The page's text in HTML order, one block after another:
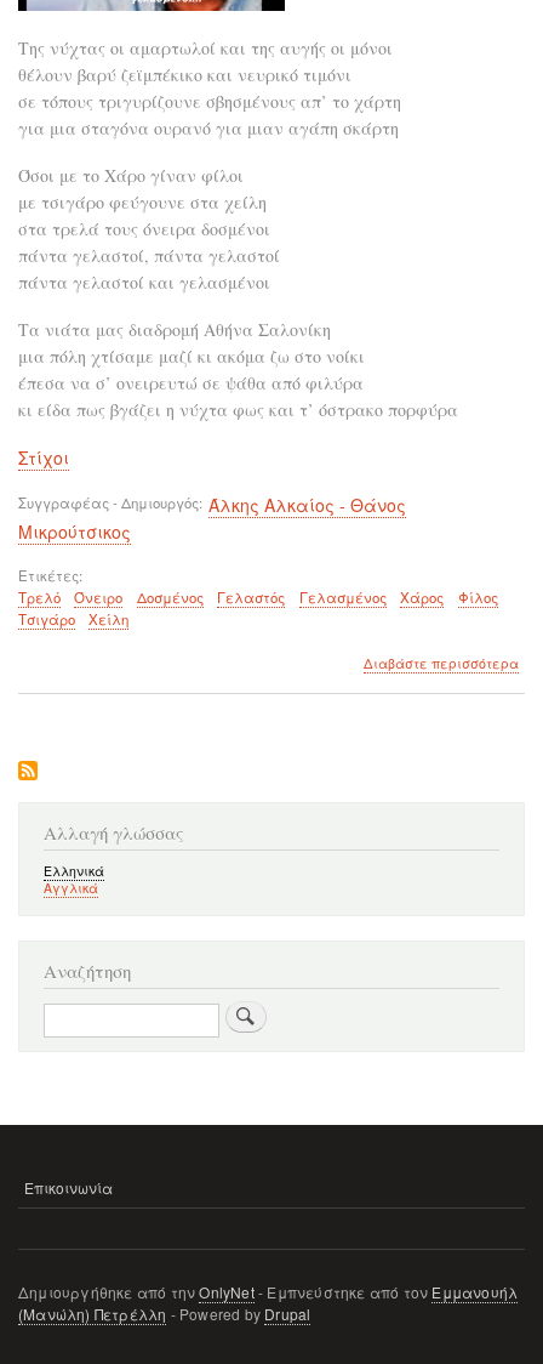
Της νύχτας οι αμαρτωλοί και της αυγής οι μόνοι
θέλουν βαρύ ζεϊμπέκικο και νευρικό τιμόνι
σε τόπους τριγυρίζουνε σβησμένους απ’ το χάρτη
για μια σταγόνα ουρανό για μιαν αγάπη σκάρτη
Όσοι με το Χάρο γίναν φίλοι
με τσιγάρο φεύγουνε στα χείλη
στα τρελά τους όνειρα δοσμένοι
πάντα γελαστοί, πάντα γελαστοί
πάντα γελαστοί και γελασμένοι
Τα νιάτα μας διαδρομή Αθήνα Σαλονίκη
μια πόλη χτίσαμε μαζί κι ακόμα ζω στο νοίκι
έπεσα να σ’ ονειρευτώ σε ψάθα από φιλύρα
κι είδα πως βγάζει η νύχτα φως και τ’ όστρακο πορφύρα
Στίχοι
Συγγραφέας - Δημιουργός Άλκης Αλκαίος - Θάνος
Μικρούτσικος
Ετικέτες
Τρελό
Όνειρο Δοσμένος Γελαστός Γελασμένος Χάρος
Φίλος
Τσιγάρο
Χείλη
Διαβάστε περισσότεραγια
Αλλαγή γλώσσας
Ελληνικά
Αγγλικά
Αναζήτηση
Αναζήτηση
ΜΕΝΟΎ
Επικοινωνία
Δημιουργήθηκε από τηνOnlyNet- Εμπνεύστηκε από τον Εμμανουήλ
(Μανώλη) Πετρέλλη - Powered by Drupal